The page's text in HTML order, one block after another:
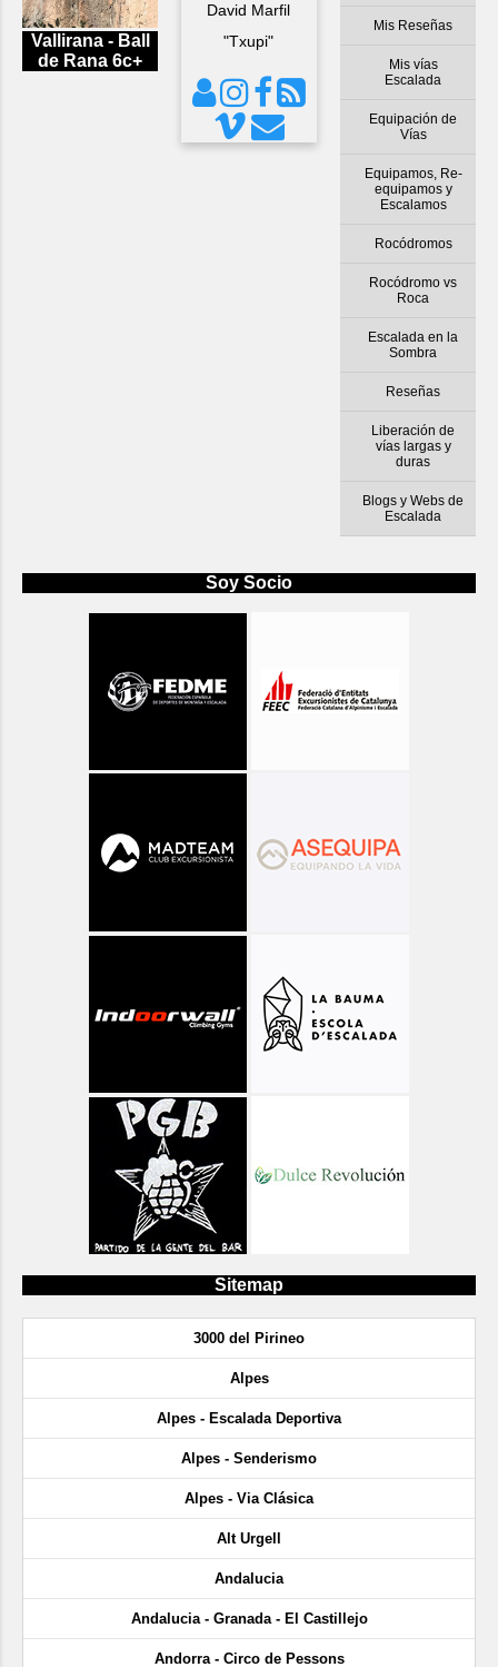
Mis Reseñas
Mis vías
Escalada
Equipación de
Vías
Equipamos, Re-
equipamos y
Escalamos
Rocódromos
Rocódromo vs
Roca
Escalada en la
Sombra
Reseñas
Liberación de
vías largas y
duras
Blogs y Webs de
Escalada
Vallirana - Ball
de Rana 6c+
David Marfil
"Txupi"
Soy Socio
Sitemap
3000 del Pirineo
Alpes
Alpes - Escalada Deportiva
Alpes - Senderismo
Alpes - Via Clásica
Alt Urgell
Andalucia
Andalucia - Granada - El Castillejo
Andorra - Circo de Pessons